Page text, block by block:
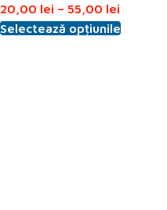
20,00 lei – 55,00 lei
Selectează opțiunile